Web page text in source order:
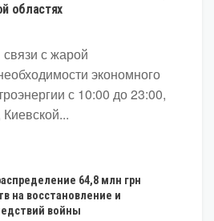
областях
с жарой
экономного
с 10:00 до 23:00,
64,8 млн грн
на восстановление и
войны